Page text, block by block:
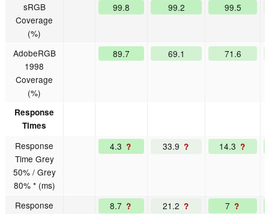
sRGB
Coverage
(%)
99.8 99.2 99.5
AdobeRGB
1998
Coverage
(%)
89.7 69.1 71.6
Response
Times
Response
Time Grey
50% / Grey
80% * (ms)
4.3 ? 33.9 ? 14.3 ?
Response
8.7 ? 21.2 ? 7 ?